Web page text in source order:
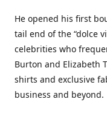
He opened his first
tail end of the “dolce
celebrities who
Burton and Elizabeth
shirts and exclusive
business and beyond.